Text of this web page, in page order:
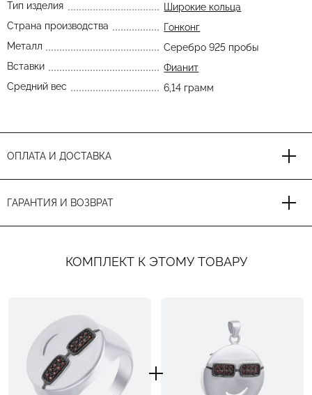
Тип изделия
Широкие кольца
Страна производства
Гонконг
Металл
Серебро 925 пробы
Вставки
Фианит
Средний вес
6,14 грамм
ОПЛАТА И ДОСТАВКА
ГАРАНТИЯ И ВОЗВРАТ
КОМПЛЕКТ К ЭТОМУ ТОВАРУ